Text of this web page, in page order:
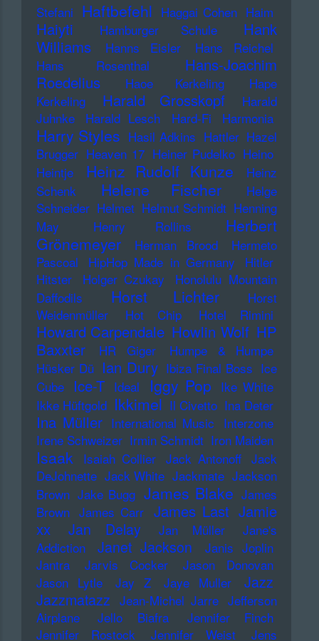
Stefani Haftbefehl Haggai Cohen Haim
Haiyti Hamburger Schule
Hank
Williams
Hanns Eisler
Hans Reichel
Hans Rosenthal
Hans-Joachim
Roedelius
Haoe Kerkeling
Hape
Kerkeling
Harald Grosskopf
Harald
Juhnke
Harald Lesch Hard-Fi Harmonia
Harry Styles Hasil Adkins Hattler Hazel
Brugger Heaven 17 Heiner Pudelko Heino
Heintje
Heinz Rudolf Kunze
Heinz
Schenk
Helene Fischer
Helge
Schneider Helmet Helmut Schmidt Henning
May
Henry Rollins
Herbert
Grönemeyer
Herman Brood
Hermeto
Pascoal
HipHop Made in Germany
Hitler
Hitster
Holger Czukay
Honolulu Mountain
Daffodils
Horst Lichter
Horst
Weidenmüller
Hot Chip Hotel Rimini
Howard Carpendale Howlin Wolf HP
Baxxter
HR Giger
Humpe & Humpe
Hüsker Dü Ian Dury Ibiza Final Boss Ice
Cube
Ice-T Ideal Iggy Pop Ike White
Ikke Hüftgold Ikkimel Il Civetto Ina Deter
Ina Müller International Music Interzone
Irene Schweizer Irmin Schmidt Iron Maiden
Isaak Isaiah Collier Jack Antonoff Jack
DeJohnette Jack White Jackmate Jackson
Brown Jake Bugg James Blake James
Brown James Carr James Last Jamie
xx
Jan Delay Jan Müller
Jane's
Addiction
Janet Jackson
Janis Joplin
Jantra
Jarvis Cocker
Jason Donovan
Jason Lytle
Jay Z Jaye Muller
Jazz
Jazzmatazz Jean-Michel Jarre Jefferson
Airplane
Jello Biafra
Jennifer Finch
Jennifer Rostock
Jennifer Weist
Jens